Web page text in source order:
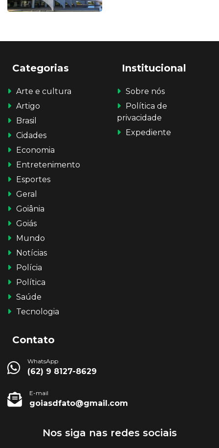
Categorias
Arte e cultura
Artigo
Brasil
Cidades
Economia
Entretenimento
Esportes
Geral
Goiânia
Goiás
Mundo
Notícias
Polícia
Política
Saúde
Tecnologia
Institucional
Sobre nós
Política de
privacidade
Expediente
Contato
WhatsApp
(62) 9 8127-8629
E-mail
goiasdfato@gmail.com
Nos siga nas redes sociais